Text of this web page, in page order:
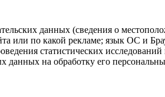
данных (сведения о
или по какой рекламе; язык ОС и
статистических
данных на обработку его